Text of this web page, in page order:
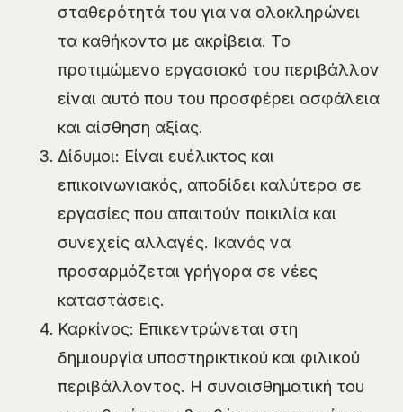
σταθερότητά του για να ολοκληρώνει
τα καθήκοντα με ακρίβεια. Το
προτιμώμενο εργασιακό του περιβάλλον
είναι αυτό που του προσφέρει ασφάλεια
και αίσθηση αξίας.
Δίδυμοι: Είναι ευέλικτος και
επικοινωνιακός, αποδίδει καλύτερα σε
εργασίες που απαιτούν ποικιλία και
συνεχείς αλλαγές. Ικανός να
προσαρμόζεται γρήγορα σε νέες
καταστάσεις.
Καρκίνος: Επικεντρώνεται στη
δημιουργία υποστηρικτικού και φιλικού
περιβάλλοντος. Η συναισθηματική του